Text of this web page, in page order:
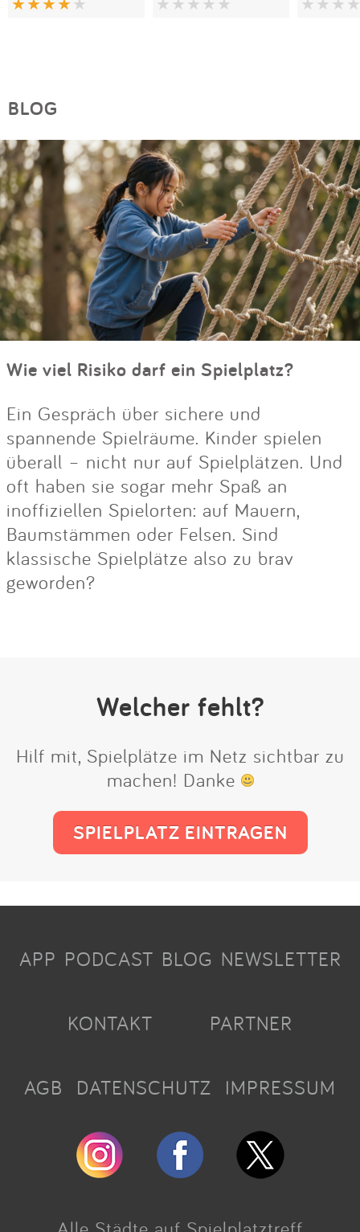
BLOG
Wie viel Risiko darf ein Spielplatz?
Ein Gespräch über sichere und
spannende Spielräume. Kinder spielen
überall – nicht nur auf Spielplätzen. Und
oft haben sie sogar mehr Spaß an
inoffiziellen Spielorten: auf Mauern,
Baumstämmen oder Felsen. Sind
klassische Spielplätze also zu brav
geworden?
Welcher fehlt?
Hilf mit, Spielplätze im Netz sichtbar zu
machen! Danke
SPIELPLATZ EINTRAGEN
APP PODCAST BLOG NEWSLETTER
KONTAKT PARTNER
AGB DATENSCHUTZ IMPRESSUM